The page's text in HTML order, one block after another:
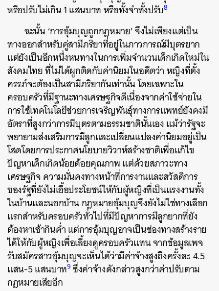
หรือปรับไม่เกิน 1 แสนบาท หรือทั้งจำทั้งปรับ8
ฉะนั้น ‘การอุ้มบุญถูกกฎหมาย’ จึงไม่เพียงแต่เป็น
ทางออกสำหรับคู่สามีภริยาที่อยู่ในภาวการณ์มีบุตรยาก
แต่ยังเป็นอีกหนึ่งหนทางในการเพิ่มจำนวนเด็กเกิดใหม่ใน
สังคมไทย ที่ไม่ได้ผูกติดกับค่านิยมในอดีตว่า หญิงที่ตั้ง
ครรภ์จะต้องเป็นสามีภริยากันเท่านั้น โดยเฉพาะใน
ครอบครัวที่มีฐานะทางเศรษฐกิจดีเนื่องจากค่าใช้จ่ายใน
การใช้เทคโนโลยีช่วยการเจริญพันธุ์ทางการแพทย์ยังคงมี
อัตราที่สูงกว่าการมีบุตรตามธรรมชาตินั้นเอง แม้ว่ารัฐจะ
พยายามส่งเสริมการมีลูกและเปลี่ยนแปลงค่านิยมอยู่เป็น
โสดโดยการประกาศนโยบายวิวาห์สร้างชาติเพื่อแก้ไข
ปัญหาเด็กเกิดน้อยด้อยคุณภาพ แต่ด้วยสภาวะทาง
เศรษฐกิจ ความมั่นคงทางหน้าที่การงานและสวัสดิการ
ของรัฐที่ยังไม่เอื้อประโยชน์ให้กับผู้หญิงที่เป็นแรงงานทั้ง
ในบ้านและนอกบ้าน กฎหมายอุ้มบุญจึงยังไม่ใช่ทางเลือก
แรกสำหรับครอบครัวทั่วไปที่มีปัญหาการมีลูกยากที่ยัง
ต้องหาเช้ากินค่ำ แต่การอุ้มบุญอาจเป็นช่องทางสร้างราย
ได้ให้กับผู้หญิงเพื่อเลี้ยงดูครอบครัวแทน จากข้อมูลเพจ
รับสมัครสาวอุ้มบุญจะเห็นได้ว่ามีค่าจ้างสูงถึงครั้งละ 4.5
แสน-5 แสนบาท9 ซึ่งค่าจ้างดังกล่าวสูงกว่าค่าปรับตาม
กฎหมายเสียอีก
SHARE TWEET LINE EMAIL